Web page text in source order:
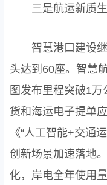
三是航运新质生
智慧港口建设继
头达到60座。智慧
图发布里程突破1
货和海运电子提单
《“人工智能+交通
创新场景加速落地
化，岸电全年使用